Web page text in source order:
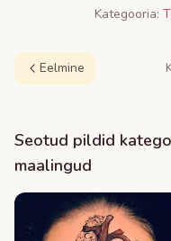
Kategooria:
Eelmine
Seotud pildid
maalingud